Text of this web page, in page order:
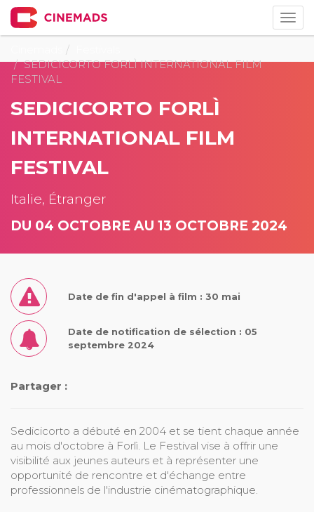
SEDICICORTO FORLÌ INTERNATIONAL FILM
FESTIVAL
SEDICICORTO FORLÌ
INTERNATIONAL FILM
FESTIVAL
Italie, Étranger
DU 04 OCTOBRE AU 13 OCTOBRE 2024
Date de fin d'appel à film : 30 mai
Date de notification de sélection : 05
septembre 2024
Partager :
Sedicicorto a débuté en 2004 et se tient chaque année
au mois d'octobre à Forlì. Le Festival vise à offrir une
visibilité aux jeunes auteurs et à représenter une
opportunité de rencontre et d'échange entre
professionnels de l'industrie cinématographique.